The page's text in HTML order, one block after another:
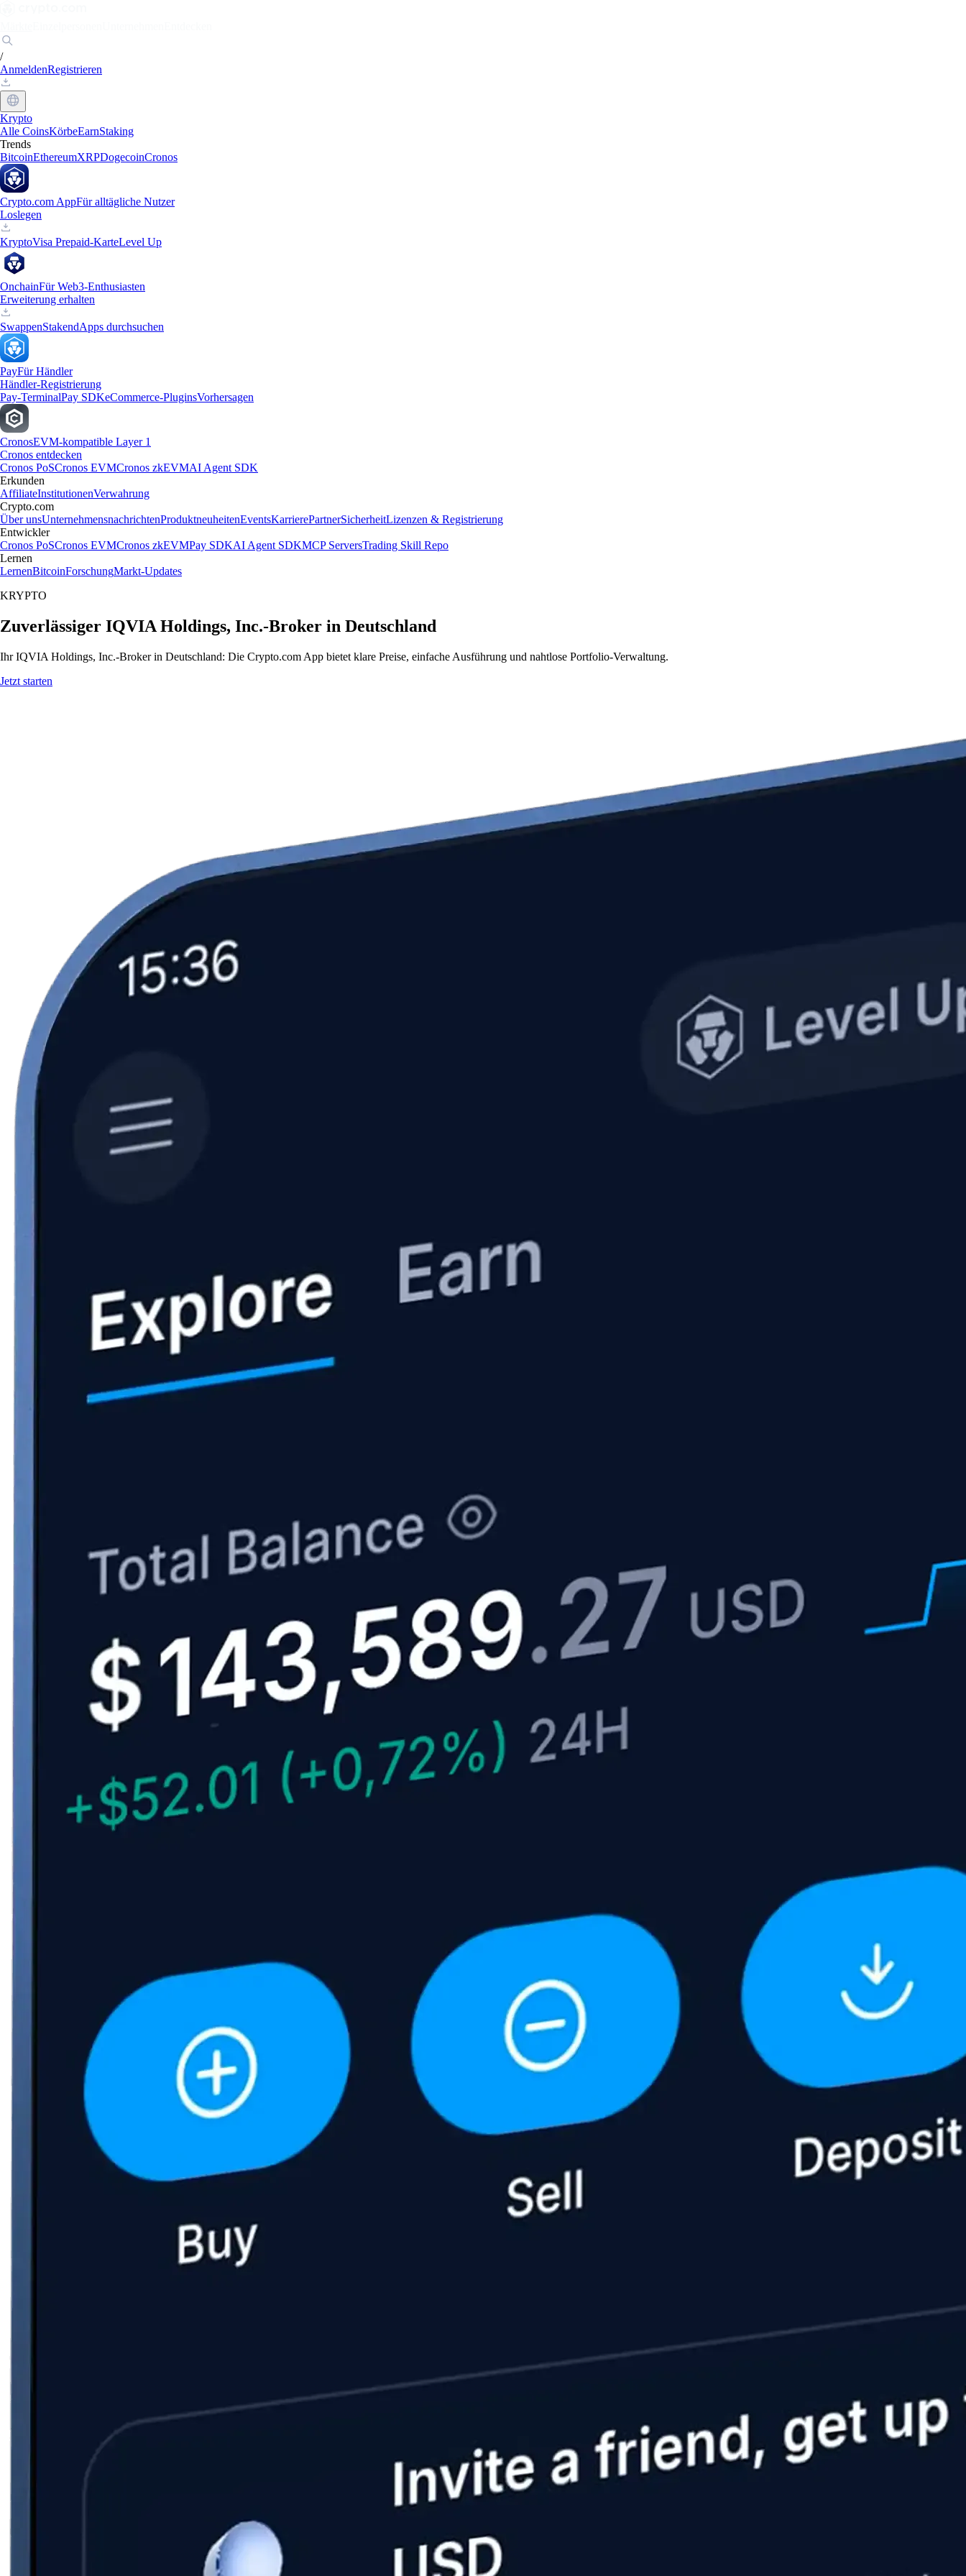
/
AnmeldenRegistrieren
Krypto
Alle CoinsKörbeEarnStaking
Trends
BitcoinEthereumXRPDogecoinCronos
Crypto.com AppFür alltägliche Nutzer
Loslegen
KryptoVisa Prepaid-KarteLevel Up
OnchainFür Web3-Enthusiasten
Erweiterung erhalten
SwappenStakendApps durchsuchen
PayFür Händler
Händler-Registrierung
Pay-TerminalPay SDKeCommerce-PluginsVorhersagen
CronosEVM-kompatible Layer 1
Cronos entdecken
Cronos PoSCronos EVMCronos zkEVMAI Agent SDK
Erkunden
AffiliateInstitutionenVerwahrung
Crypto.com
Über unsUnternehmensnachrichtenProduktneuheitenEventsKarrierePartnerSicherheitLizenzen & Registrierung
Entwickler
Cronos PoSCronos EVMCronos zkEVMPay SDKAI Agent SDKMCP ServersTrading Skill Repo
Lernen
LernenBitcoinForschungMarkt-Updates
KRYPTO
Zuverlässiger IQVIA Holdings, Inc.-Broker in Deutschland
Ihr IQVIA Holdings, Inc.-Broker in Deutschland: Die Crypto.com App bietet klare Preise, einfache Ausführung und nahtlose Portfolio-Verwaltung.
Jetzt starten